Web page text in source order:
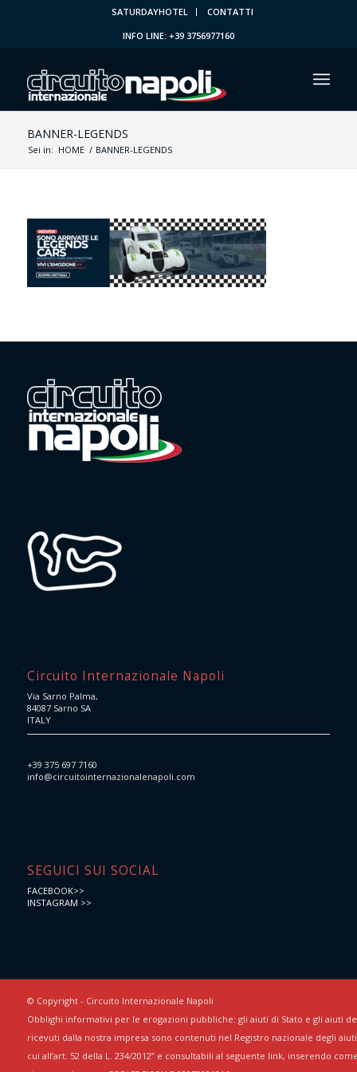
SATURDAYHOTEL
CONTATTI
INFO LINE: +39 3756977160
BANNER-LEGENDS
Sei in: HOME / BANNER-LEGENDS
Circuito Internazionale Napoli
Via Sarno Palma,
84087 Sarno SA
ITALY
+39 375 697 7160
info@circuitointernazionalenapoli.com
SEGUICI SUI SOCIAL
FACEBOOK>>
INSTAGRAM >>
© Copyright - Circuito Internazionale Napoli
Obblighi informativi per le erogazioni pubbliche: gli aiuti di Stato e gli aiuti
ricevuti dalla nostra impresa sono contenuti nel Registro nazionale degli
cui all’art. 52 della L. 234/2012” e consultabili al seguente link, inserendo